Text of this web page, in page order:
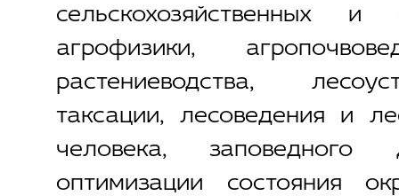
сельскохозяйственных
агрофизики,
растениеводства,
таксации, лесоведения и
человека,
оптимизации состояния